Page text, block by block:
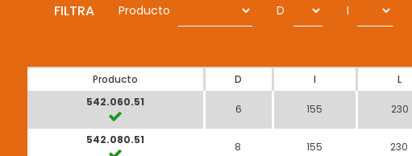
FILTRA Producto D I
Producto D I L
542.060.51
6 155 230
542.080.51
8 155 230